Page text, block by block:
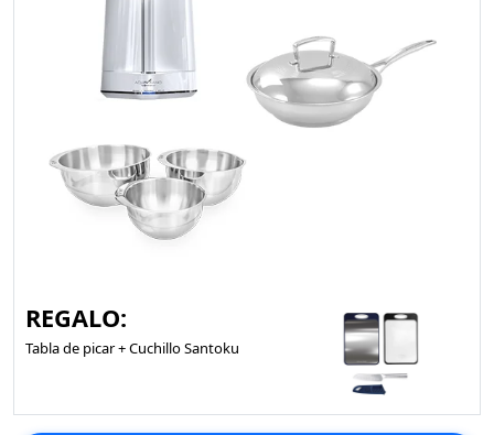
REGALO:
Tabla de picar + Cuchillo Santoku